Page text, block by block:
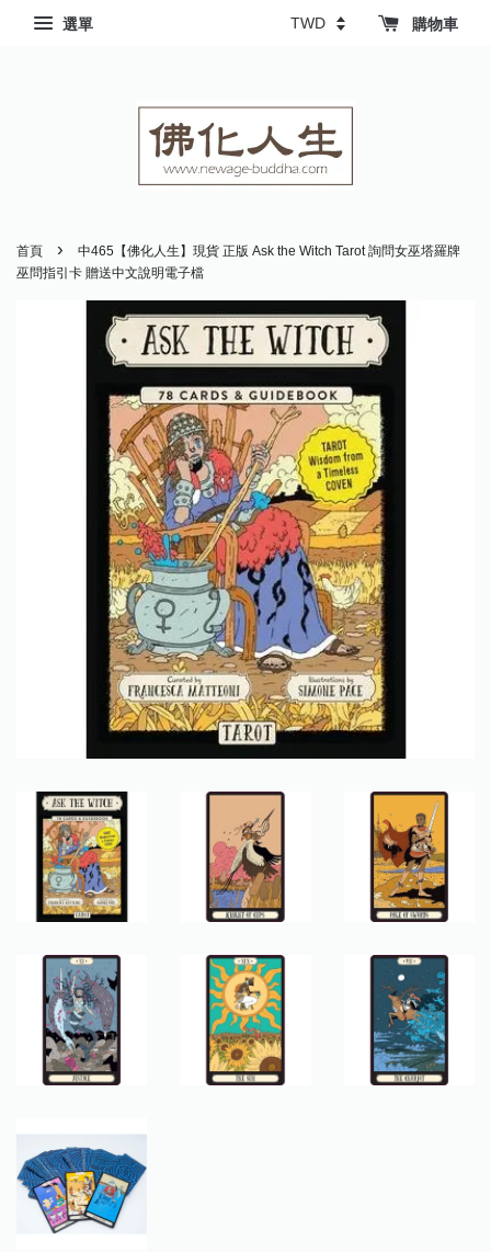
選單 購物車
首頁 ›
中465【佛化人生】現貨 正版 Ask the Witch Tarot 詢問女巫塔羅牌
巫問指引卡 贈送中文說明電子檔